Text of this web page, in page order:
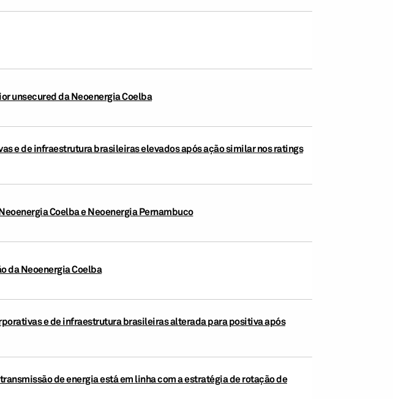
unsecured da Neoenergia Coelba
e de infraestrutura brasileiras elevados após ação similar nos ratings
Coelba e Neoenergia Pernambuco
da Neoenergia Coelba
e de infraestrutura brasileiras alterada para positiva após
de energia está em linha com a estratégia de rotação de